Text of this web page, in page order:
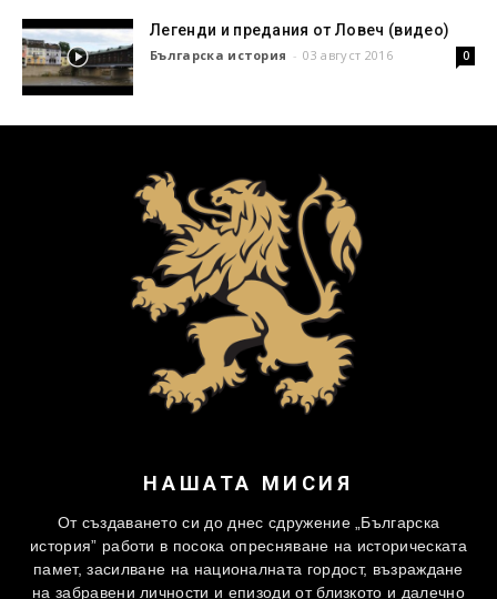
Легенди и предания от Ловеч (видео)
Българска история - 03 август 2016 0
НАШАТА МИСИЯ
От създаването си до днес сдружение „Българска
история” работи в посока опресняване на историческата
памет, засилване на националната гордост, възраждане
на забравени личности и епизоди от близкото и далечно